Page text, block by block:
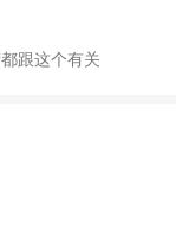
跟这个有关